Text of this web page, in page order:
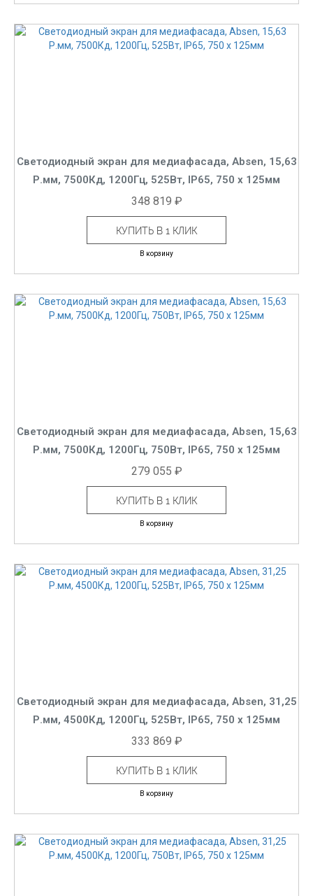
Светодиодный экран для медиафасада, Absen, 15,63
Р.мм, 7500Кд, 1200Гц, 525Вт, IP65, 750 x 125мм
348 819 ₽
КУПИТЬ В 1 КЛИК
В корзину
Светодиодный экран для медиафасада, Absen, 15,63
Р.мм, 7500Кд, 1200Гц, 750Вт, IP65, 750 x 125мм
279 055 ₽
КУПИТЬ В 1 КЛИК
В корзину
Светодиодный экран для медиафасада, Absen, 31,25
Р.мм, 4500Кд, 1200Гц, 525Вт, IP65, 750 x 125мм
333 869 ₽
КУПИТЬ В 1 КЛИК
В корзину